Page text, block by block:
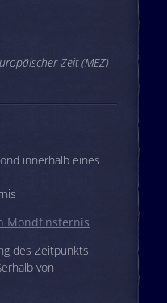
Zeit (MEZ)
innerhalb eines
Mondfinsternis
des Zeitpunkts,
von